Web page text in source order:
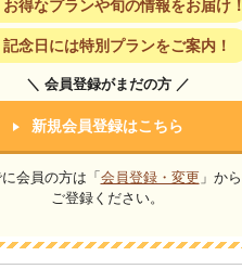
お得なプランや旬の情報をお届け！
記念日には特別プランをご案内！
＼ 会員登録がまだの方 ／
新規会員登録はこちら
会員の方は「 会員登録・変更 」から
ご登録ください。